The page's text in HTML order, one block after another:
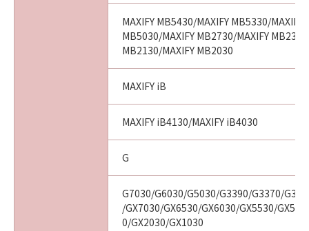
MAXIFY MB5430/MAXIFY MB5330/MAXIFY
MB5030/MAXIFY MB2730/MAXIFY
MB2130/MAXIFY MB2030
MAXIFY iB
MAXIFY iB4130/MAXIFY iB4030
G
G7030/G6030/G5030/G3390/G3370/
/GX7030/GX6530/GX6030/GX5530/
0/GX2030/GX1030